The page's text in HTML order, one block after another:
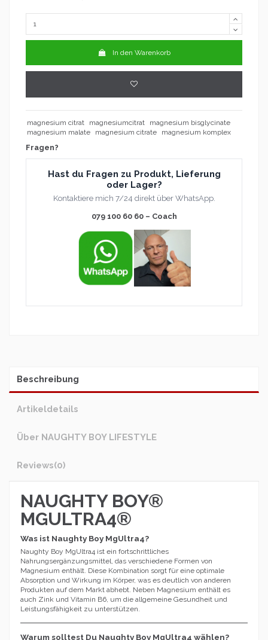
In den Warenkorb
magnesium citrat magnesiumcitrat
magnesium bisglycinate
magnesium malate
magnesium citrate magnesium komplex
Fragen?
Hast du Fragen zu Produkt, Lieferung
oder Lager?
Kontaktiere mich 7/24 direkt über WhatsApp.
079 100 60 60 – Coach
Beschreibung
Artikeldetails
Über NAUGHTY BOY LIFESTYLE
Reviews(0)
NAUGHTY BOY®
MGULTRA4®
Was ist Naughty Boy MgUltra4?
Naughty Boy MgUltra4 ist ein fortschrittliches
Nahrungsergänzungsmittel, das verschiedene Formen von
Magnesium enthält. Diese Kombination sorgt für eine optimale
Absorption und Wirkung im Körper, was es deutlich von anderen
Produkten auf dem Markt abhebt. Neben Magnesium enthält es
auch Zink und Vitamin B6, um die allgemeine Gesundheit und
Leistungsfähigkeit zu unterstützen.
Warum solltest Du Naughty Boy MgUltra4 wählen?